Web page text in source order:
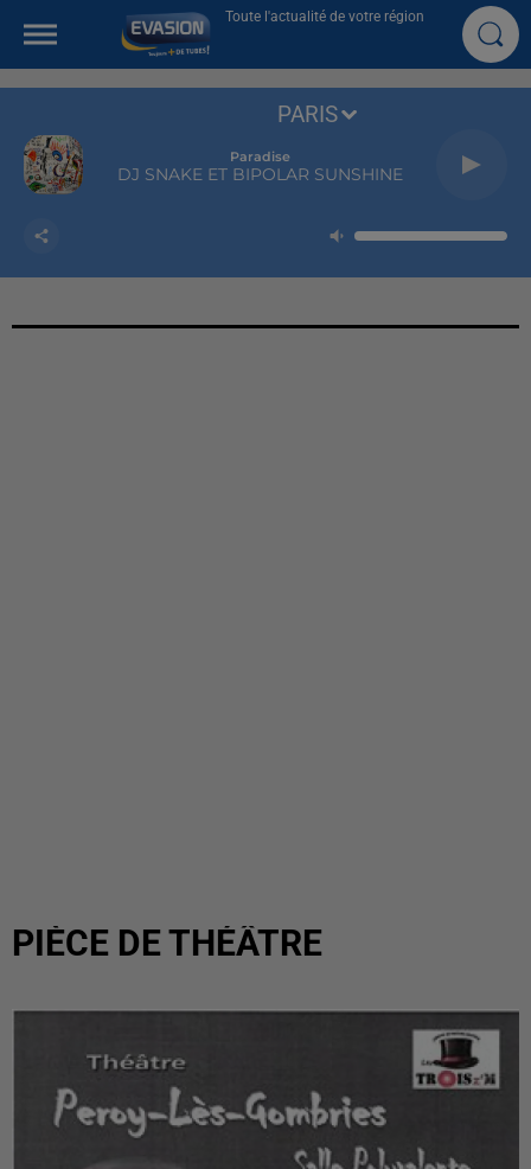
Toute l'actualité de votre région
Paradise
DJ SNAKE ET BIPOLAR SUNSHINE
PARIS
PIÈCE DE THÉÂTRE